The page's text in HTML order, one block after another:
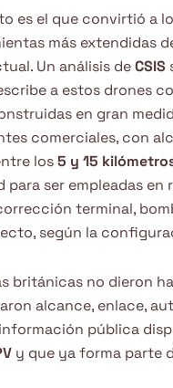
es el que convirtió a
más extendidas
Un análisis deCSIS
a estos drones
en gran
comerciales, con
los5 y 15
para ser empleadas
terminal,
según la
británicas no dieron
alcance, enlace,
pública
y que ya forma parte